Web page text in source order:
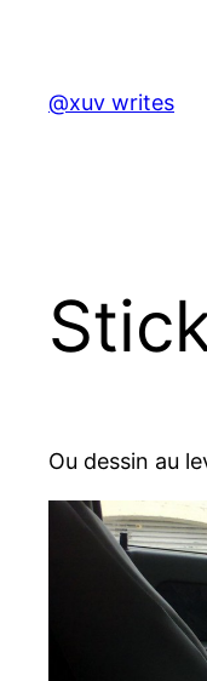
content
@xuv writes
Ou dessin au